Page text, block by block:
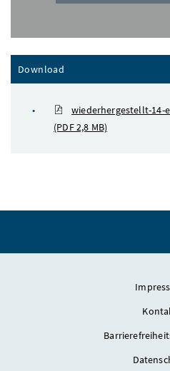
Download
wiederhergestellt-14-
(PDF 2,8 MB)